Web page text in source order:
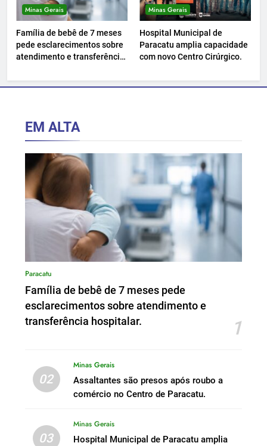
Minas Gerais
Família de bebê de 7 meses
pede esclarecimentos sobre
atendimento e transferência
Minas Gerais
Hospital Municipal de
Paracatu amplia capacidade
com novo Centro Cirúrgico.
EM ALTA
Paracatu
Família de bebê de 7 meses pede
esclarecimentos sobre atendimento e
transferência hospitalar.
1
02
Minas Gerais
Assaltantes são presos após roubo a
comércio no Centro de Paracatu.
03
Minas Gerais
Hospital Municipal de Paracatu amplia